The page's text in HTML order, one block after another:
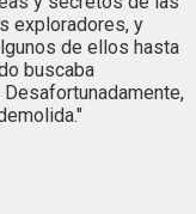
exploradores, y
de ellos hasta
buscaba